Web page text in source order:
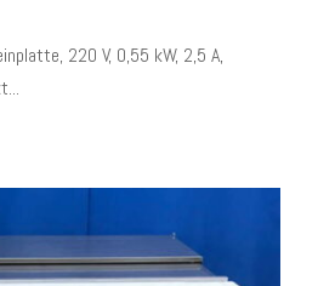
220 V, 0,55 kW, 2,5 A,